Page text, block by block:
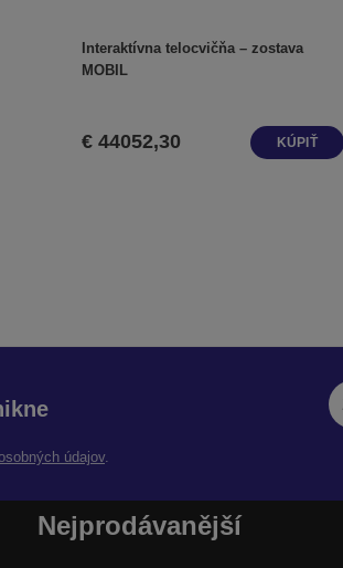
t
o
Interaktívna telocvičňa – zostava
MOBIL
€ 44052,30 KÚPIŤ
údajov
Nejprodávanější